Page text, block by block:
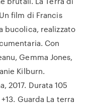
film di Francis
bucolica, realizzato
Con
Gemma Jones,
Kilburn.
2017. Durata 105
Guarda La terra